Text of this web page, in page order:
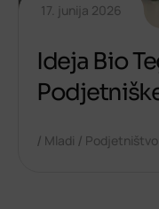
17. junija 2026
Ideja Bio
/ Mladi / Podjetništvo